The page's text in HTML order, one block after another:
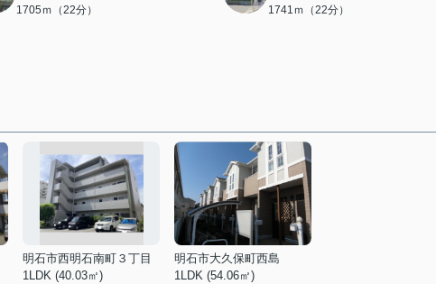
1705ｍ（22分） 1741ｍ（22分）
明石市西明石南町３丁目
1LDK (40.03㎡)
明石市大久保町西島
1LDK (54.06㎡)